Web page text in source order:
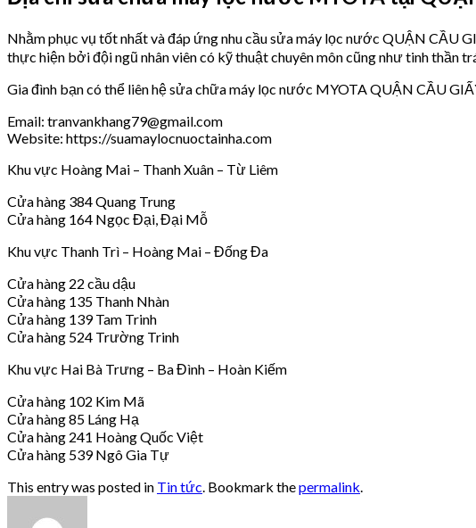
Nhằm phục vụ tốt nhất và đáp ứng nhu cầu sửa máy lọc nước QUẬN CẦU
thực hiện bởi đội ngũ nhân viên có kỹ thuật chuyên môn cũng như tinh thần
Gia đình bạn có thể liên hệ sửa chữa máy lọc nước MYOTA QUẬN CẦU
Email: tranvankhang79@gmail.com
Website: https://suamaylocnuoctainha.com
Khu vực Hoàng Mai – Thanh Xuân – Từ Liêm
Cửa hàng 384 Quang Trung
Cửa hàng 164 Ngọc Đại, Đại Mỗ
Khu vực Thanh Trì – Hoàng Mai – Đống Đa
Cửa hàng 22 cầu dậu
Cửa hàng 135 Thanh Nhàn
Cửa hàng 139 Tam Trinh
Cửa hàng 524 Trường Trinh
Khu vực Hai Bà Trưng – Ba Đình – Hoàn Kiếm
Cửa hàng 102 Kim Mã
Cửa hàng 85 Láng Hạ
Cửa hàng 241 Hoàng Quốc Việt
Cửa hàng 539 Ngô Gia Tự
This entry was posted in Tin tức . Bookmark thepermalink